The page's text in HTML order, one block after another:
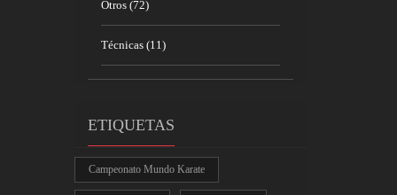
Otros(72)
Técnicas(11)
ETIQUETAS
Campeonato Mundo Karate